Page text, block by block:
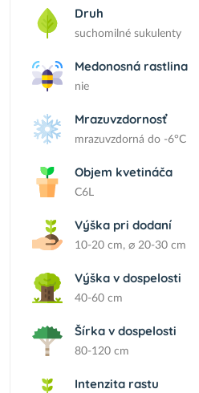
Druh
suchomilné sukulenty
Medonosná rastlina
nie
Mrazuvzdornosť
mrazuvzdorná do -6°C
Objem kvetináča
C6L
Výška pri dodaní
10-20 cm, ⌀ 20-30 cm
Výška v dospelosti
40-60 cm
Šírka v dospelosti
80-120 cm
Intenzita rastu